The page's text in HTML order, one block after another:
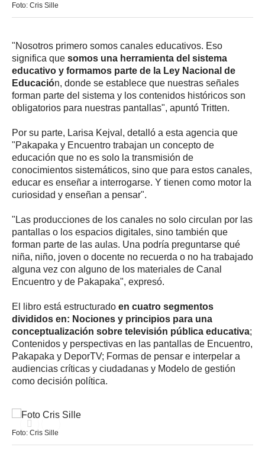
Foto: Cris Sille
"Nosotros primero somos canales educativos. Eso
significa que somos una herramienta del sistema
educativo y formamos parte de la Ley Nacional de
Educación, donde se establece que nuestras señales
forman parte del sistema y los contenidos históricos son
obligatorios para nuestras pantallas", apuntó Tritten.
Por su parte, Larisa Kejval, detalló a esta agencia que
"Pakapaka y Encuentro trabajan un concepto de
educación que no es solo la transmisión de
conocimientos sistemáticos, sino que para estos canales,
educar es enseñar a interrogarse. Y tienen como motor la
curiosidad y enseñan a pensar".
"Las producciones de los canales no solo circulan por las
pantallas o los espacios digitales, sino también que
forman parte de las aulas. Una podría preguntarse qué
niña, niño, joven o docente no recuerda o no ha trabajado
alguna vez con alguno de los materiales de Canal
Encuentro y de Pakapaka", expresó.
El libro está estructurado en cuatro segmentos
divididos en: Nociones y principios para una
conceptualización sobre televisión pública educativa;
Contenidos y perspectivas en las pantallas de Encuentro,
Pakapaka y DeporTV; Formas de pensar e interpelar a
audiencias críticas y ciudadanas y Modelo de gestión
como decisión política.
Foto: Cris Sille